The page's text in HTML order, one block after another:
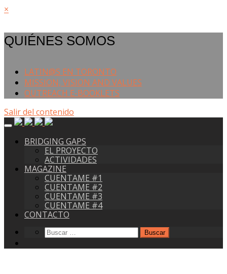
×
QUIÉNES SOMOS
LATIN@S EN TORONTO
MISSION, VISION AND VALUES
OUTREACH E-BOOKLETS
Salir del contenido
BRIDGING GAPS
EL PROYECTO
ACTIVIDADES
MAGAZINE
CUENTAME #1
CUENTAME #2
CUENTAME #3
CUENTAME #4
CONTACTO